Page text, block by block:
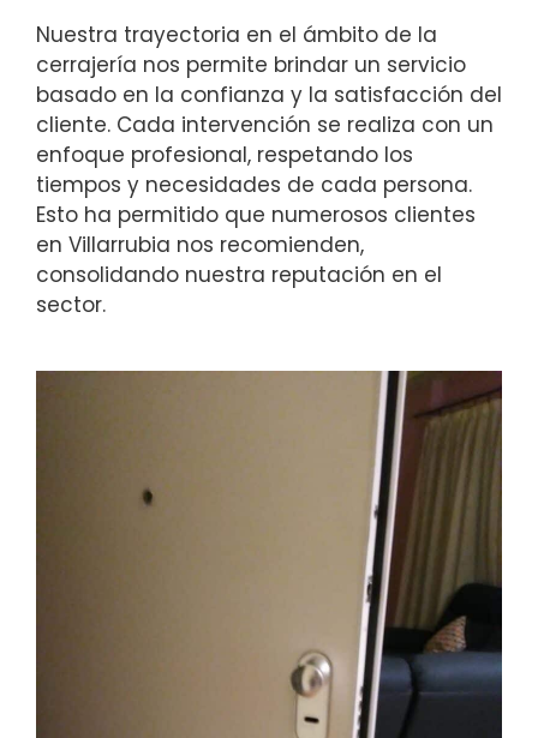
Nuestra trayectoria en el ámbito de la
cerrajería nos permite brindar un servicio
basado en la confianza y la satisfacción del
cliente. Cada intervención se realiza con un
enfoque profesional, respetando los
tiempos y necesidades de cada persona.
Esto ha permitido que numerosos clientes
en Villarrubia nos recomienden,
consolidando nuestra reputación en el
sector.